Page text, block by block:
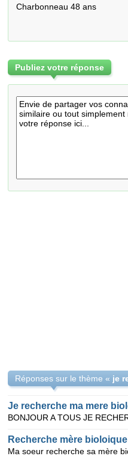
Charbonneau 48 ans
Publiez votre réponse
Réponses sur le thème «
Recherche mère bioloique